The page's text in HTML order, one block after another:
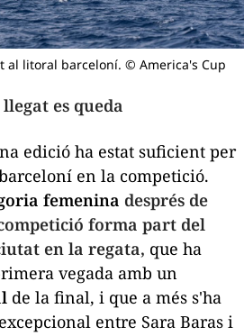
al litoral barceloní. © America's Cup
es queda
edició ha estat suficient per
en la competició.
femenina després de
forma part del
en la regata, que ha
vegada amb un
de la final, i que a més s'ha
entre Sara Baras i